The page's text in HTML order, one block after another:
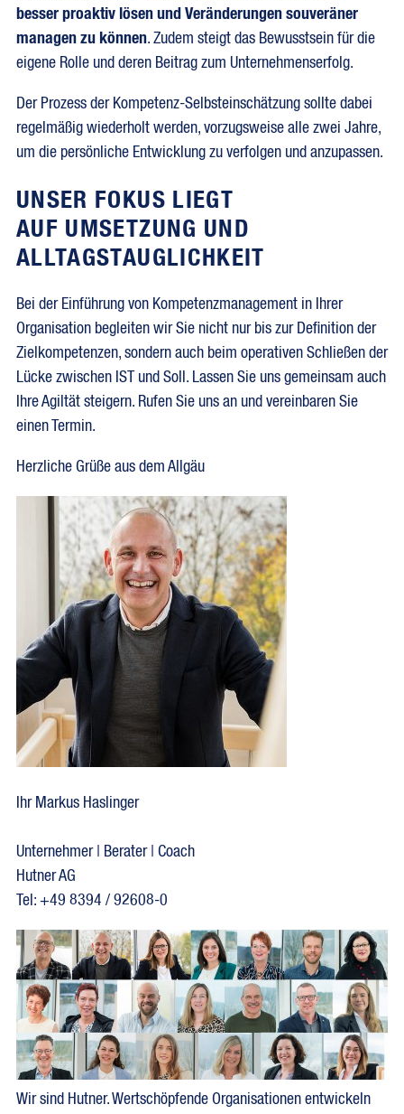
besser proaktiv lösen und Veränderungen souveräner
managen zu können. Zudem steigt das Bewusstsein für die
eigene Rolle und deren Beitrag zum Unternehmenserfolg.
Der Prozess der Kompetenz-Selbsteinschätzung sollte dabei
regelmäßig wiederholt werden, vorzugsweise alle zwei Jahre,
um die persönliche Entwicklung zu verfolgen und anzupassen.
UNSER FOKUS LIEGT
AUF UMSETZUNG UND
ALLTAGSTAUGLICHKEIT
Bei der Einführung von Kompetenzmanagement in Ihrer
Organisation begleiten wir Sie nicht nur bis zur Definition der
Zielkompetenzen, sondern auch beim operativen Schließen der
Lücke zwischen IST und Soll. Lassen Sie uns gemeinsam auch
Ihre Agiltät steigern. Rufen Sie uns an und vereinbaren Sie
einen Termin.
Herzliche Grüße aus dem Allgäu
Ihr Markus Haslinger
Unternehmer | Berater | Coach
Hutner AG
Tel: +49 8394 / 92608-0
Wir sind Hutner. Wertschöpfende Organisationen entwickeln